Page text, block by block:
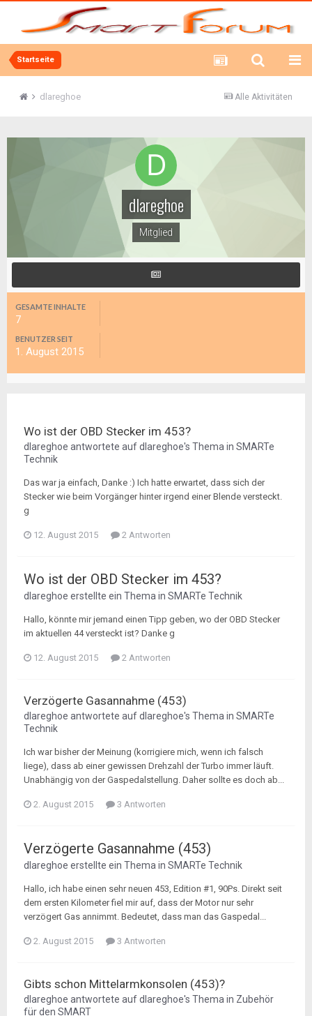
Startseite
Alle Aktivitäten
dlareghoe
dlareghoe
Mitglied
GESAMTE INHALTE
7
BENUTZER SEIT
1. August 2015
Wo ist der OBD Stecker im 453?
dlareghoe antwortete aufdlareghoe's Thema in SMARTe
Technik
Das war ja einfach, Danke :) Ich hatte erwartet, dass sich der
Stecker wie beim Vorgänger hinter irgend einer Blende versteckt.
g
12. August 2015 2 Antworten
Wo ist der OBD Stecker im 453?
dlareghoe erstellte ein Thema in SMARTe Technik
Hallo, könnte mir jemand einen Tipp geben, wo der OBD Stecker
im aktuellen 44 versteckt ist? Danke g
12. August 2015 2 Antworten
Verzögerte Gasannahme (453)
dlareghoe antwortete aufdlareghoe's Thema in SMARTe
Technik
Ich war bisher der Meinung (korrigiere mich, wenn ich falsch
liege), dass ab einer gewissen Drehzahl der Turbo immer läuft.
Unabhängig von der Gaspedalstellung. Daher sollte es doch ab...
2. August 2015 3 Antworten
Verzögerte Gasannahme (453)
dlareghoe erstellte ein Thema in SMARTe Technik
Hallo, ich habe einen sehr neuen 453, Edition #1, 90Ps. Direkt seit
dem ersten Kilometer fiel mir auf, dass der Motor nur sehr
verzögert Gas annimmt. Bedeutet, dass man das Gaspedal...
2. August 2015 3 Antworten
Gibts schon Mittelarmkonsolen (453)?
dlareghoe antwortete aufdlareghoe's Thema in Zubehör
für den SMART